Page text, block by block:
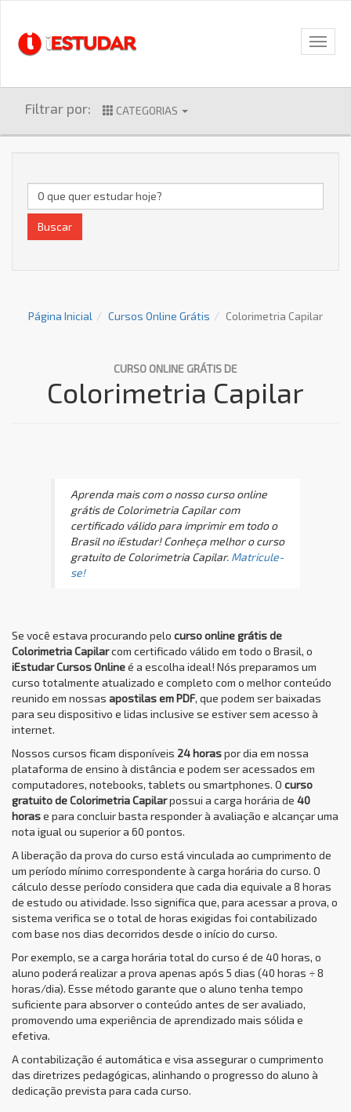
Filtrar por: CATEGORIAS
Buscar
Página Inicial Cursos Online Grátis Colorimetria Capilar
CURSO ONLINE GRÁTIS DE
Colorimetria Capilar
Aprenda mais com o nosso curso online
grátis de Colorimetria Capilar com
certificado válido para imprimir em todo o
Brasil no iEstudar! Conheça melhor o curso
gratuito de Colorimetria Capilar. Matricule-
se!
Se você estava procurando pelo curso online grátis de
Colorimetria Capilarcom certificado válido em todo o Brasil, o
iEstudar Cursos Onlineé a escolha ideal! Nós preparamos um
curso totalmente atualizado e completo com o melhor conteúdo
reunido em nossas apostilas em PDF, que podem ser baixadas
para seu dispositivo e lidas inclusive se estiver sem acesso à
internet.
Nossos cursos ficam disponíveis 24 horaspor dia em nossa
plataforma de ensino à distância e podem ser acessados em
computadores, notebooks, tablets ou smartphones. O curso
gratuito de Colorimetria Capilarpossui a carga horária de 40
horase para concluir basta responder à avaliação e alcançar uma
nota igual ou superior a 60 pontos.
A liberação da prova do curso está vinculada ao cumprimento de
um período mínimo correspondente à carga horária do curso. O
cálculo desse período considera que cada dia equivale a 8 horas
de estudo ou atividade. Isso significa que, para acessar a prova, o
sistema verifica se o total de horas exigidas foi contabilizado
com base nos dias decorridos desde o início do curso.
Por exemplo, se a carga horária total do curso é de 40 horas, o
aluno poderá realizar a prova apenas após 5 dias (40 horas ÷ 8
horas/dia). Esse método garante que o aluno tenha tempo
suficiente para absorver o conteúdo antes de ser avaliado,
promovendo uma experiência de aprendizado mais sólida e
efetiva.
A contabilização é automática e visa assegurar o cumprimento
das diretrizes pedagógicas, alinhando o progresso do aluno à
dedicação prevista para cada curso.